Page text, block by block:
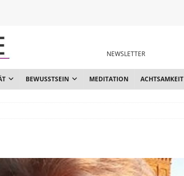
NEWSLETTER
BEWUSSTSEIN MEDITATION ACHTSAMKEIT